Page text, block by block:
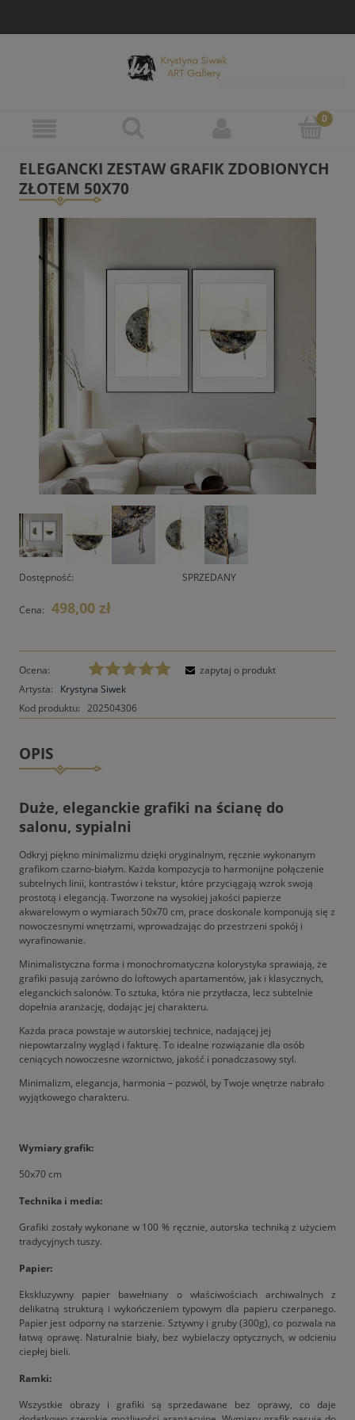
ELEGANCKI ZESTAW GRAFIK ZDOBIONYCH
ZŁOTEM 50X70
Dostępność: SPRZEDANY
Cena: 498,00 zł
Ocena:
Artysta:
Krystyna Siwek
Kod produktu: 202504306
zapytaj o produkt
OPIS
Duże, eleganckie grafiki na ścianę do
salonu, sypialni
Odkryj piękno minimalizmu dzięki oryginalnym, ręcznie wykonanym
grafikom czarno-białym. Każda kompozycja to harmonijne połączenie
subtelnych linii, kontrastów i tekstur, które przyciągają wzrok swoją
prostotą i elegancją. Tworzone na wysokiej jakości papierze
akwarelowym o wymiarach 50x70 cm, prace doskonale komponują się z
nowoczesnymi wnętrzami, wprowadzając do przestrzeni spokój i
wyrafinowanie.
Minimalistyczna forma i monochromatyczna kolorystyka sprawiają, że
grafiki pasują zarówno do loftowych apartamentów, jak i klasycznych,
eleganckich salonów. To sztuka, która nie przytłacza, lecz subtelnie
dopełnia aranżację, dodając jej charakteru.
Każda praca powstaje w autorskiej technice, nadającej jej
niepowtarzalny wygląd i fakturę. To idealne rozwiązanie dla osób
ceniących nowoczesne wzornictwo, jakość i ponadczasowy styl.
Minimalizm, elegancja, harmonia – pozwól, by Twoje wnętrze nabrało
wyjątkowego charakteru.
Wymiary grafik:
50x70 cm
Technika i media:
Grafiki zostały wykonane w 100 % ręcznie, autorska techniką z użyciem
tradycyjnych tuszy.
Papier:
Ekskluzywny papier bawełniany o właściwościach archiwalnych z
delikatną strukturą i wykończeniem typowym dla papieru czerpanego.
Papier jest odporny na starzenie. Sztywny i gruby (300g), co pozwala na
łatwą oprawę. Naturalnie biały, bez wybielaczy optycznych, w odcieniu
ciepłej bieli.
Ramki:
Wszystkie obrazy i grafiki są sprzedawane bez oprawy, co daje